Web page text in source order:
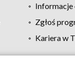
Informacje
Zgłoś
Kariera w